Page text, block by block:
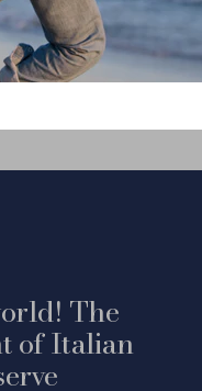
The
of Italian